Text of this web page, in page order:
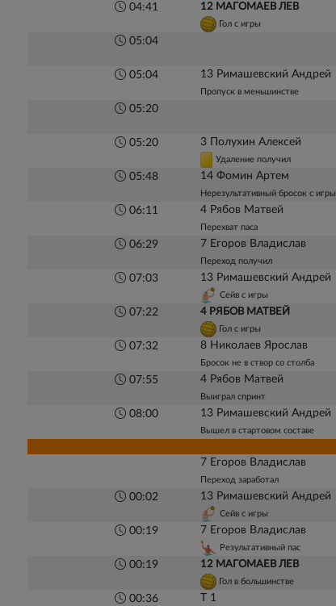
04:41 12 МАГОМАЕВ ЛЕВ
Гол с игры
05:04
05:04 13 Римашевский Андрей
Пропуск в меньшинстве
05:20
05:20 3 Полухин Алексей
Удаление получил
05:48 14 Фомин Артем
Нерезультативный бросок с игры
06:11 4 Рябов Матвей
Перехват паса
06:29 7 Егоров Владислав
Переход получил
07:03 13 Римашевский Андрей
Сейв с игры
07:22 4 РЯБОВ МАТВЕЙ
Гол с игры
07:32 8 Николаев Ярослав
Бросок не в створ со столба
07:55 4 Рябов Матвей
Выиграл спринт
08:00 13 Римашевский Андрей
Вышел в стартовом составе
7 Егоров Владислав
Переход заработал
00:02 13 Римашевский Андрей
Сейв с игры
00:19 7 Егоров Владислав
Результативный пас
00:19 12 МАГОМАЕВ ЛЕВ
Гол в большинстве
00:36 Т 1